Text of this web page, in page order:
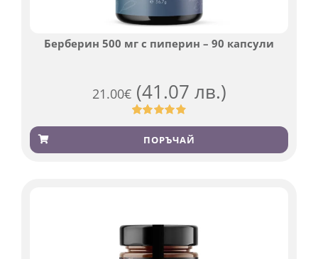
Берберин 500 мг с пиперин – 90 капсули
21.00€ (41.07 лв.)
Оценен
4.84 от 5,
базирано
369
ПОРЪЧАЙ